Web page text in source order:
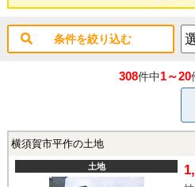
条件を絞り込む
308件中1～20
横須賀市平作の土地
土地